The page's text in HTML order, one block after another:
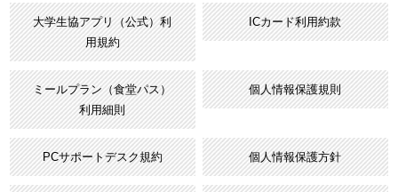
大学生協アプリ（公式）利
用規約
ICカード利用約款
ミールプラン（食堂パス）
利用細則
個人情報保護規則
PCサポートデスク規約 個人情報保護方針